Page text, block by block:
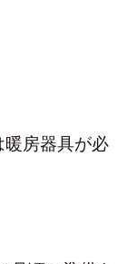
房器具が必